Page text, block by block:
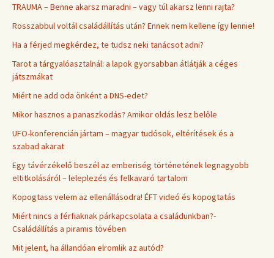
TRAUMA – Benne akarsz maradni – vagy túl akarsz lenni rajta?
Rosszabbul voltál családállítás után? Ennek nem kellene így lennie!
Ha a férjed megkérdez, te tudsz neki tanácsot adni?
Tarot a tárgyalóasztalnál: a lapok gyorsabban átlátják a céges
játszmákat
Miért ne add oda önként a DNS-edet?
Mikor hasznos a panaszkodás? Amikor oldás lesz belőle
UFO-konferencián jártam – magyar tudósok, eltérítések és a
szabad akarat
Egy távérzékelő beszél az emberiség történetének legnagyobb
eltitkolásáról – leleplezés és felkavaró tartalom
Kopogtass velem az ellenállásodra! ÉFT videó és kopogtatás
Miért nincs a férfiaknak párkapcsolata a családunkban?-
Családállítás a piramis tövében
Mit jelent, ha állandóan elromlik az autód?